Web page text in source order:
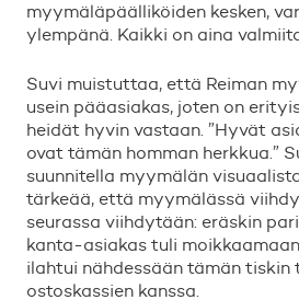
myymäläpäälliköiden kesken,
ylempänä. Kaikki on aina
Suvi muistuttaa, että Reiman
usein pääasiakas, joten on
heidät hyvin vastaan. ”Hyvät
ovat tämän homman herkkua.”
suunnitella myymälän
tärkeää, että myymälässä
seurassa viihdytään: eräskin
kanta-asiakas tuli
ilahtui nähdessään tämän
ostoskassien kanssa.